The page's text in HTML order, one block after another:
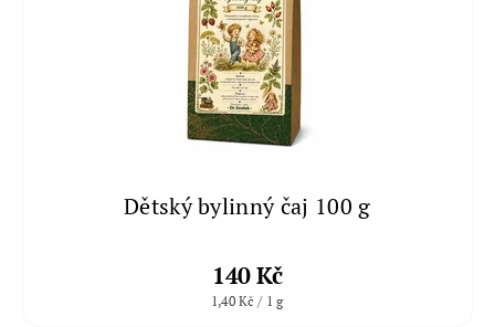
Dětský bylinný čaj 100 g
140 Kč
1,40 Kč / 1 g